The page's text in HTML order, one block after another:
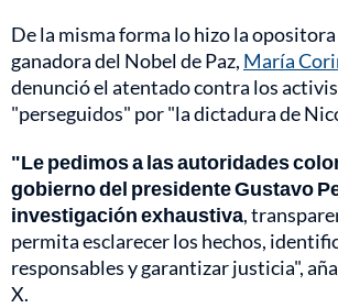
De la misma forma lo hizo la
ganadora del Nobel de Paz, María
denunció el atentado contra los
"perseguidos" por "la dictadura de
"Le pedimos a las autoridades
gobierno del presidente Gustavo
investigación exhaustiva,
permita esclarecer los hechos,
responsables y garantizar justicia",
X.